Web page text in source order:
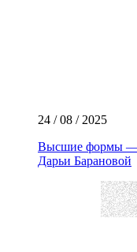
24 / 08 / 2025
Высшие формы —
Дарьи Барановой